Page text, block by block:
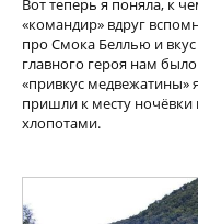
Вот теперь я поняла, к
«командир» вдруг
про Смока Беллью и
главного героя нам
«привкус медвежатины»
пришли к месту
хлопотами.